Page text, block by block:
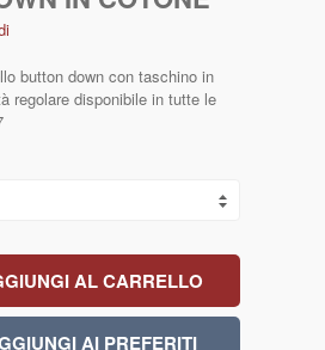
button down con taschino in
regolare disponibile in tutte le